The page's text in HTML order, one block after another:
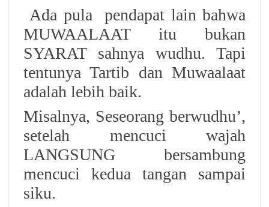
Ada pula pendapat lain bahwa
MUWAALAAT itu bukan
SYARAT sahnya wudhu. Tapi
tentunya Tartib dan Muwaalaat
adalah lebih baik.
Misalnya, Seseorang berwudhu’,
setelah mencuci wajah
LANGSUNG bersambung
mencuci kedua tangan sampai
siku.